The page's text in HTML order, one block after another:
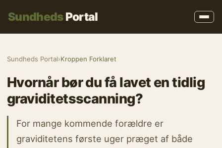
SundhedsPortal
Sundheds Portal›Kroppen Forklaret
Hvornår bør du få lavet en tidlig
graviditetsscanning?
For mange kommende forældre er
graviditetens første uger præget af både